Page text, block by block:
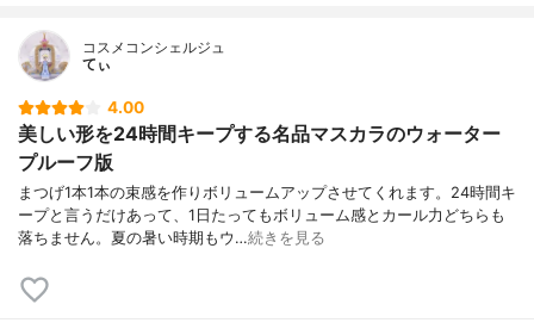
コスメコンシェルジュ
てぃ
4.00
美しい形を24時間キープする名品マスカラのウォーター
プルーフ版
まつげ1本1本の束感を作りボリュームアップさせてくれます。24時間キ
ープと言うだけあって、1日たってもボリューム感とカール力どちらも
落ちません。夏の暑い時期もウ…続きを見る